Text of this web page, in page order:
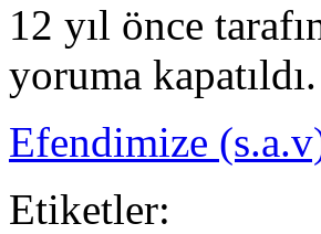
12 yıl önce
yoruma kapatıldı.
Efendimize
Etiketler: